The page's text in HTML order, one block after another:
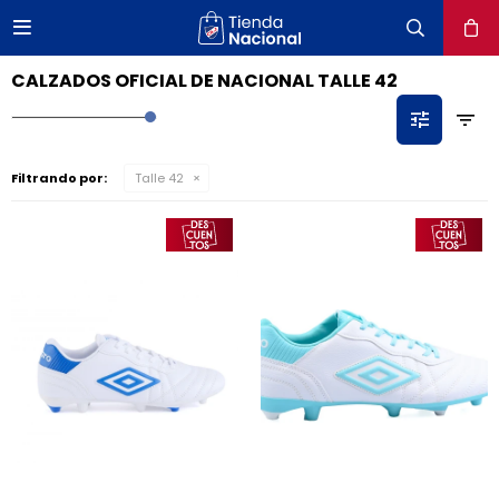

CALZADOS OFICIAL DE NACIONAL TALLE 42
Filtrando por: Talle 42
close